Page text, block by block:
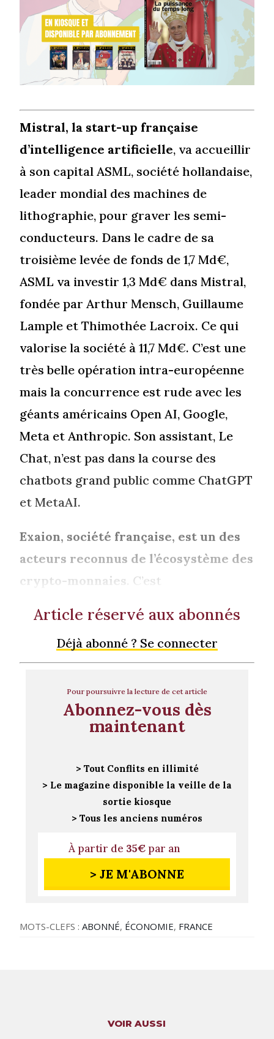
Mistral, la start-up française
d’intelligence artificielle, va accueillir
à son capital ASML, société hollandaise,
leader mondial des machines de
lithographie, pour graver les semi-
conducteurs. Dans le cadre de sa
troisième levée de fonds de 1,7 Md€,
ASML va investir 1,3 Md€ dans Mistral,
fondée par Arthur Mensch, Guillaume
Lample et Thimothée Lacroix. Ce qui
valorise la société à 11,7 Md€. C’est une
très belle opération intra-européenne
mais la concurrence est rude avec les
géants américains Open AI, Google,
Meta et Anthropic. Son assistant, Le
Chat, n’est pas dans la course des
chatbots grand public comme ChatGPT
et MetaAI.
Exaion, société française, est un des
acteurs reconnus de l’écosystème des
crypto-monnaies . C’est
Article réservé aux abonnés
Déjà abonné ? Se connecter
Pour poursuivre la lecture de cet article
Abonnez-vous dès
maintenant
> Tout Conflits en illimité
> Le magazine disponible la veille de la
sortie kiosque
> Tous les anciens numéros
À partir de 35€par an
> JE M'ABONNE
MOTS-CLEFS :ABONNÉ, ÉCONOMIE, FRANCE
VOIR AUSSI